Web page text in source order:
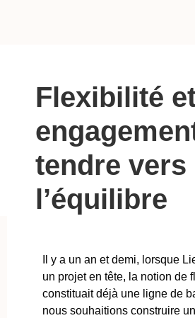
Flexibilité
tendre vers
l’équilibre
Il y a un an et demi, lorsque
un projet en tête, la notion de
constituait déjà une ligne de
nous souhaitions construire un